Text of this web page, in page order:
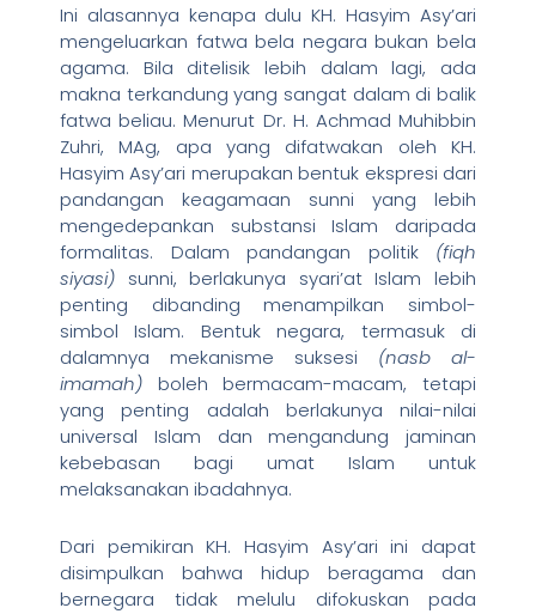
Ini alasannya kenapa dulu KH. Hasyim Asy’ari
mengeluarkan fatwa bela negara bukan bela
agama. Bila ditelisik lebih dalam lagi, ada
makna terkandung yang sangat dalam di balik
fatwa beliau. Menurut Dr. H. Achmad Muhibbin
Zuhri, MAg, apa yang difatwakan oleh KH.
Hasyim Asy’ari merupakan bentuk ekspresi dari
pandangan keagamaan sunni yang lebih
mengedepankan substansi Islam daripada
formalitas. Dalam pandangan politik (fiqh
siyasi) sunni, berlakunya syari’at Islam lebih
penting dibanding menampilkan simbol-
simbol Islam. Bentuk negara, termasuk di
dalamnya mekanisme suksesi (nasb al-
imamah) boleh bermacam-macam, tetapi
yang penting adalah berlakunya nilai-nilai
universal Islam dan mengandung jaminan
kebebasan bagi umat Islam untuk
melaksanakan ibadahnya.
Dari pemikiran KH. Hasyim Asy’ari ini dapat
disimpulkan bahwa hidup beragama dan
bernegara tidak melulu difokuskan pada